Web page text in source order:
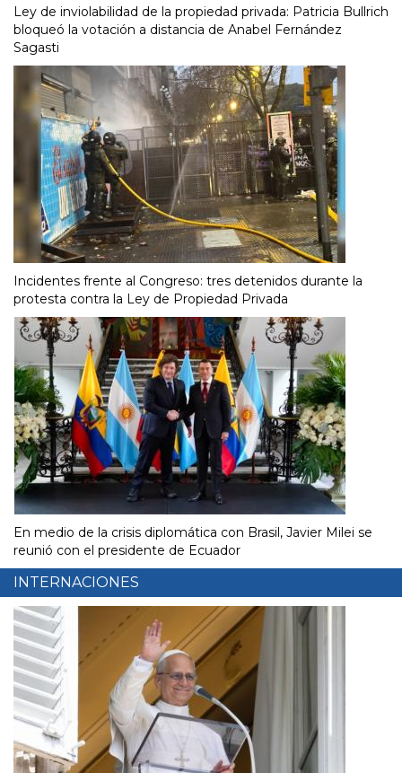
Ley de inviolabilidad de la propiedad privada: Patricia Bullrich
bloqueó la votación a distancia de Anabel Fernández
Sagasti
Incidentes frente al Congreso: tres detenidos durante la
protesta contra la Ley de Propiedad Privada
En medio de la crisis diplomática con Brasil, Javier Milei se
reunió con el presidente de Ecuador
INTERNACIONES